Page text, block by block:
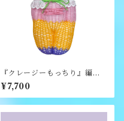
『クレージーもっちり』編み
ぐるみ《むくり》
¥7,700